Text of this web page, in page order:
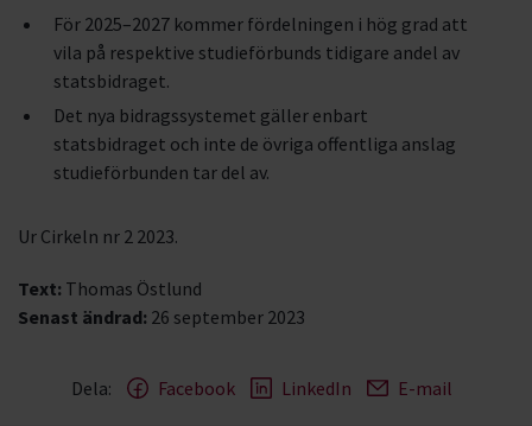
För 2025–2027 kommer fördelningen i hög grad att
vila på respektive studieförbunds tidigare andel av
statsbidraget.
Det nya bidragssystemet gäller enbart
statsbidraget och inte de övriga offentliga anslag
studieförbunden tar del av.
Ur Cirkeln nr 2 2023.
Text: Thomas Östlund
Senast ändrad: 26 september 2023
Dela: Facebook LinkedIn E-mail